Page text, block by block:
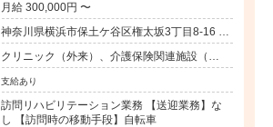
月給 300,000円 〜
神奈川県横浜市保土ケ谷区権太坂3丁目8-16 ロ
ピア権太坂店2階
クリニック（外来）、介護保険関連施設（デ
イケア/訪問看護・リハ）
支給あり
訪問リハビリテーション業務 【送迎業務】な
し 【訪問時の移動手段】自転車